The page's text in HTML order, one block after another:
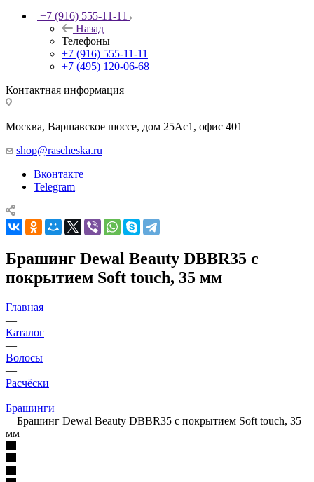
+7 (916) 555-11-11
Назад
Телефоны
+7 (916) 555-11-11
+7 (495) 120-06-68
Контактная информация
Москва, Варшавское шоссе, дом 25Аc1, офис 401
shop@rascheska.ru
Вконтакте
Telegram
Брашинг Dewal Beauty DBBR35 с
покрытием Soft touch, 35 мм
Главная
—
Каталог
—
Волосы
—
Расчёски
—
Брашинги
—Брашинг Dewal Beauty DBBR35 с покрытием Soft touch, 35
мм